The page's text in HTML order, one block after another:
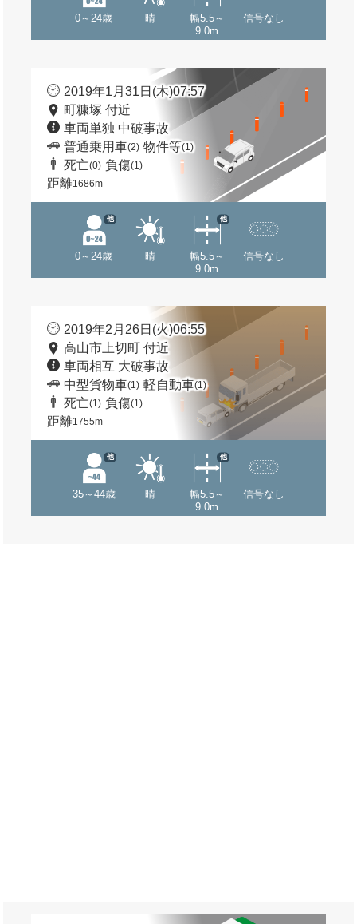
0～24歳 晴
幅5.5～
9.0m
信号なし
2019年1月31日(木)07:57
町糠塚 付近
車両単独 中破事故
普通乗用車(2) 物件等(1)
死亡(0) 負傷(1)
距離1686m
0～24歳
他
晴
幅5.5～
9.0m
他
信号なし
2019年2月26日(火)06:55
高山市上切町 付近
車両相互 大破事故
中型貨物車(1) 軽自動車(1)
死亡(1) 負傷(1)
距離1755m
35～44歳
他
晴
幅5.5～
9.0m
他
信号なし